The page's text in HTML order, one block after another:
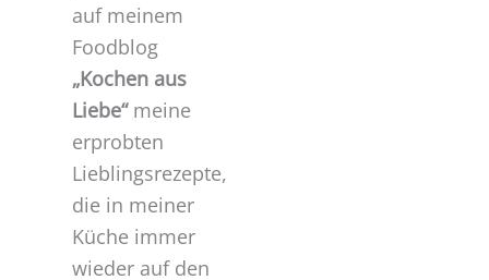
auf meinem
Foodblog
„Kochen aus
Liebe“meine
erprobten
Lieblingsrezepte,
die in meiner
Küche immer
wieder auf den